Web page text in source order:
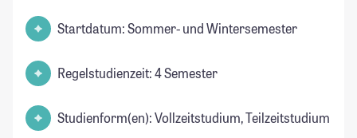
Startdatum: Sommer- und Wintersemester
Regelstudienzeit: 4 Semester
Studienform(en): Vollzeitstudium, Teilzeitstudium